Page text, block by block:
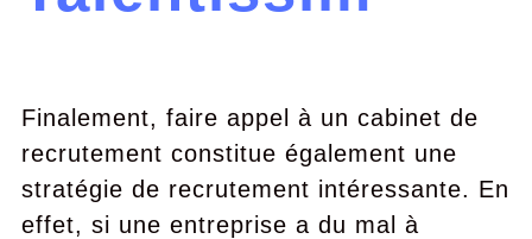
Finalement, faire appel à un cabinet de
recrutement constitue également une
stratégie de recrutement intéressante. En
effet, si une entreprise a du mal à